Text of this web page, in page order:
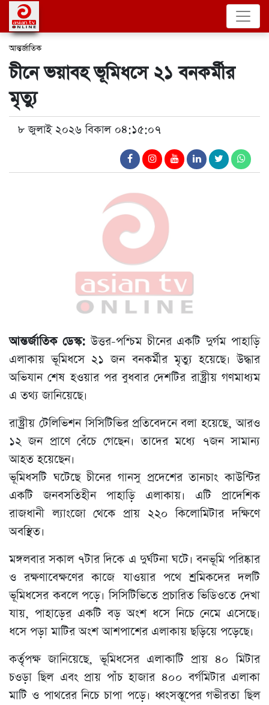
আন্তর্জাতিক
চীনে ভয়াবহ ভূমিধসে ২১ বনকর্মীর
মৃত্যু
৮ জুলাই ২০২৬ বিকাল ০৪:১৫:০৭
আন্তর্জাতিক ডেস্ক:উত্তর-পশ্চিম চীনের একটি দুর্গম পাহাড়ি
এলাকায় ভূমিধসে ২১ জন বনকর্মীর মৃত্যু হয়েছে। উদ্ধার
অভিযান শেষ হওয়ার পর বুধবার দেশটির রাষ্ট্রীয় গণমাধ্যম
এ তথ্য জানিয়েছে।
রাষ্ট্রীয় টেলিভিশন সিসিটিভির প্রতিবেদনে বলা হয়েছে, আরও
১২ জন প্রাণে বেঁচে গেছেন। তাদের মধ্যে ৭জন সামান্য
আহত হয়েছেন।
ভূমিধসটি ঘটেছে চীনের গানসু প্রদেশের তানচাং কাউন্টির
একটি জনবসতিহীন পাহাড়ি এলাকায়। এটি প্রাদেশিক
রাজধানী ল্যাংজো থেকে প্রায় ২২০ কিলোমিটার দক্ষিণে
অবস্থিত।
মঙ্গলবার সকাল ৭টার দিকে এ দুর্ঘটনা ঘটে। বনভূমি পরিষ্কার
ও রক্ষণাবেক্ষণের কাজে যাওয়ার পথে শ্রমিকদের দলটি
ভূমিধসের কবলে পড়ে। সিসিটিভিতে প্রচারিত ভিডিওতে দেখা
যায়, পাহাড়ের একটি বড় অংশ ধসে নিচে নেমে এসেছে।
ধসে পড়া মাটির অংশ আশপাশের এলাকায় ছড়িয়ে পড়েছে।
কর্তৃপক্ষ জানিয়েছে, ভূমিধসের এলাকাটি প্রায় ৪০ মিটার
চওড়া ছিল এবং প্রায় পাঁচ হাজার ৪০০ বর্গমিটার এলাকা
মাটি ও পাথরের নিচে চাপা পড়ে। ধ্বংসস্তূপের গভীরতা ছিল